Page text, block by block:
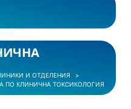
И ОТДЕЛЕНИЯ
ПО КЛИНИЧНА ТОКСИКОЛОГИЯ